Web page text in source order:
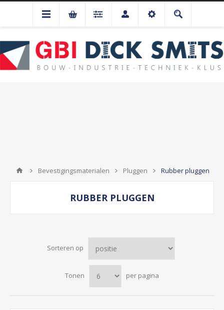
Bevestigingsmaterialen Pluggen Rubber pluggen
RUBBER PLUGGEN
Sorteren op
Tonen per pagina